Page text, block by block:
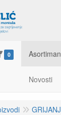
0 Asortiman
Novosti